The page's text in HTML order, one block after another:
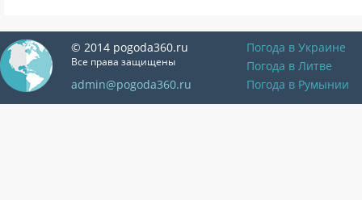
© 2014 pogoda360.ru
Все права защищены
admin@pogoda360.ru
Погода в Украине
Погода в Литве
Погода в Румынии